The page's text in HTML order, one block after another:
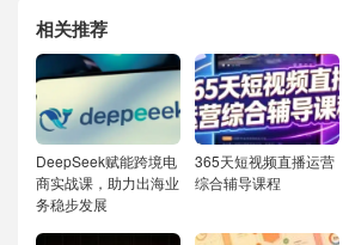
相关推荐
DeepSeek赋能跨境电
商实战课，助力出海业
务稳步发展
365天短视频直播运营
综合辅导课程